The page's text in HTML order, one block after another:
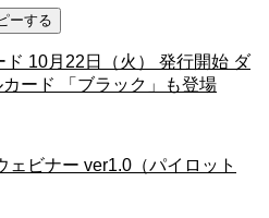
ーする
10月22日（火） 発行開始 ダ
ード 「ブラック」も登場
ビナー ver1.0（パイロット